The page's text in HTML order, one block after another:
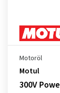
Motoröl
Motul
300V